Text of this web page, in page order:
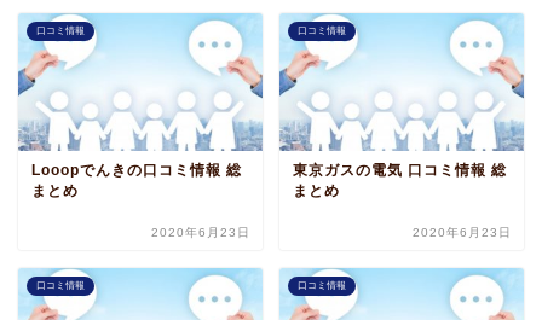
口コミ情報
Looopでんきの口コミ情報 総
まとめ
2020年6月23日
口コミ情報
東京ガスの電気 口コミ情報 総
まとめ
2020年6月23日
口コミ情報 口コミ情報